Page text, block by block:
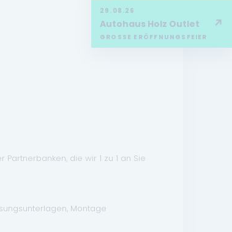
die wir 1 zu 1 an Sie
Montage
29.08.26
Autohaus Holz Outlet
GROSSE ERÖFFNUNGSFEIER
↗